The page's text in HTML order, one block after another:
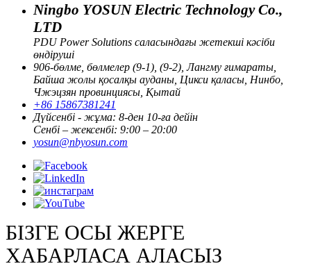
Ningbo YOSUN Electric Technology Co.,
LTD
PDU Power Solutions саласындағы жетекші кәсіби
өндіруші
906-бөлме, бөлмелер (9-1), (9-2), Лангму ғимараты,
Байша жолы қосалқы ауданы, Цикси қаласы, Нинбо,
Чжэцзян провинциясы, Қытай
+86 15867381241
Дүйсенбі - жұма: 8-ден 10-ға дейін
Сенбі – жексенбі: 9:00 – 20:00
yosun@nbyosun.com
БІЗГЕ ОСЫ ЖЕРГЕ
ХАБАРЛАСА АЛАСЫЗ